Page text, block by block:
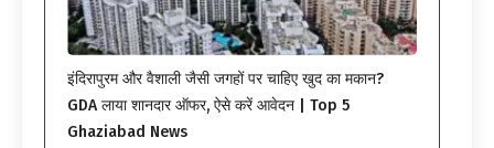
इंदिरापुरम और वैशाली जैसी जगहों पर चाहिए खुद का मकान?
GDA लाया शानदार ऑफर, ऐसे करें आवेदन | Top 5
Ghaziabad News